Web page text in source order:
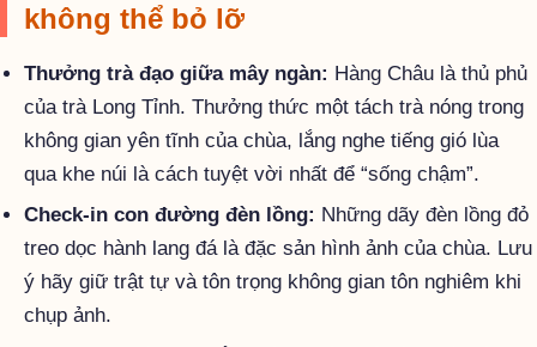
không thể bỏ lỡ
Thưởng trà đạo giữa mây ngàn: Hàng Châu là thủ phủ
của trà Long Tỉnh. Thưởng thức một tách trà nóng trong
không gian yên tĩnh của chùa, lắng nghe tiếng gió lùa
qua khe núi là cách tuyệt vời nhất để “sống chậm”.
Check-in con đường đèn lồng: Những dãy đèn lồng đỏ
treo dọc hành lang đá là đặc sản hình ảnh của chùa. Lưu
ý hãy giữ trật tự và tôn trọng không gian tôn nghiêm khi
chụp ảnh.